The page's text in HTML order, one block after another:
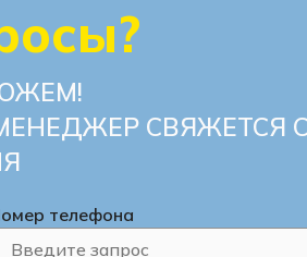
СВЯЖЕТСЯ С
телефона